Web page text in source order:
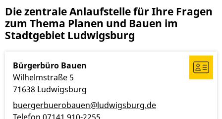
Die zentrale Anlaufstelle für Ihre Fragen
zum Thema Planen und Bauen im
Stadtgebiet Ludwigsburg
Bürgerbüro Bauen
Wilhelmstraße 5
71638 Ludwigsburg
buergerbuerobauen@ludwigsburg.de